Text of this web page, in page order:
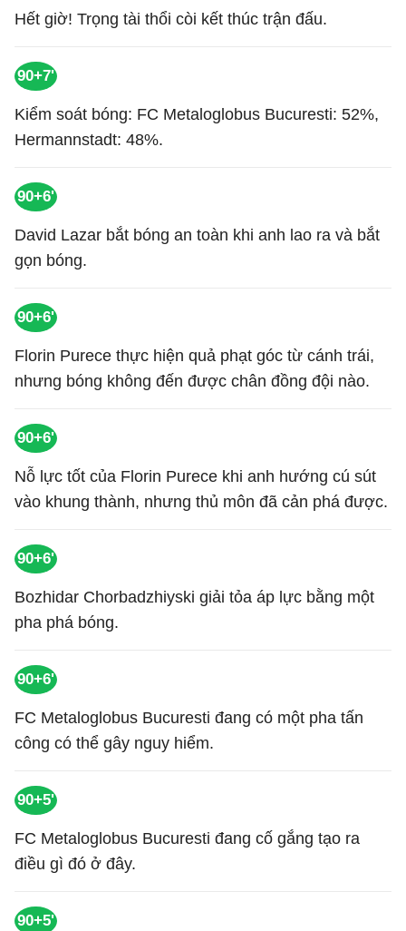
Hết giờ! Trọng tài thổi còi kết thúc trận đấu.
90+7'
Kiểm soát bóng: FC Metaloglobus Bucuresti: 52%,
Hermannstadt: 48%.
90+6'
David Lazar bắt bóng an toàn khi anh lao ra và bắt
gọn bóng.
90+6'
Florin Purece thực hiện quả phạt góc từ cánh trái,
nhưng bóng không đến được chân đồng đội nào.
90+6'
Nỗ lực tốt của Florin Purece khi anh hướng cú sút
vào khung thành, nhưng thủ môn đã cản phá được.
90+6'
Bozhidar Chorbadzhiyski giải tỏa áp lực bằng một
pha phá bóng.
90+6'
FC Metaloglobus Bucuresti đang có một pha tấn
công có thể gây nguy hiểm.
90+5'
FC Metaloglobus Bucuresti đang cố gắng tạo ra
điều gì đó ở đây.
90+5'